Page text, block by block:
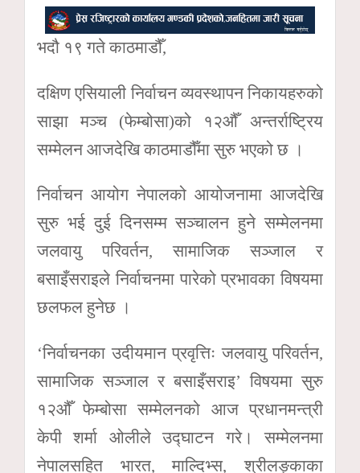
भदौ १९ गते काठमाडौँ,
दक्षिण एसियाली निर्वाचन व्यवस्थापन निकायहरुको
साझा मञ्च (फेम्बोसा)को १२औँ अन्तर्राष्ट्रिय
सम्मेलन आजदेखि काठमाडौँमा सुरु भएको छ ।
निर्वाचन आयोग नेपालको आयोजनामा आजदेखि
सुरु भई दुई दिनसम्म सञ्चालन हुने सम्मेलनमा
जलवायु परिवर्तन, सामाजिक सञ्जाल र
बसाइँसराइले निर्वाचनमा पारेको प्रभावका विषयमा
छलफल हुनेछ ।
‘निर्वाचनका उदीयमान प्रवृत्तिः जलवायु परिवर्तन,
सामाजिक सञ्जाल र बसाइँसराइ’ विषयमा सुरु
१२औँ फेम्बोसा सम्मेलनको आज प्रधानमन्त्री
केपी शर्मा ओलीले उद्घाटन गरे। सम्मेलनमा
नेपालसहित भारत, माल्दिभ्स, श्रीलङ्काका